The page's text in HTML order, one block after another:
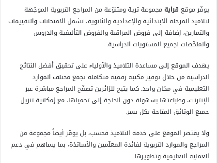
يوفّر موقع قرايةمجموعة ثرية ومتنوّعة من المراجع التربوية الموجّهة
لتلاميذ المرحلة الابتدائية والإعدادية والثانوية، تشمل الامتحانات والتقييمات
والتمارين، إضافة إلى فروض المراقبة والفروض التأليفية والدروس
والملخّصات لجميع المستويات الدراسية.
يهدف الموقع إلى مساعدة التلاميذ والأولياء على تحقيق أفضل النتائج
الدراسية من خلال توفير مكتبة رقمية متكاملة تجمع مختلف الموارد
التعليمية في مكان واحد. كما يتيح للزائرين تصفّح المراجع مباشرة عبر
الإنترنت، وطباعتها بسهولة دون الحاجة إلى تحميلها، مع إمكانية تنزيل
جميع الوثائق المتاحة بكل يسر.
ولا يقتصر الموقع على خدمة التلاميذ فحسب، بل يوفّر أيضاً مجموعة من
المراجع والموارد التربوية لفائدة المعلّمين والأساتذة، بما يساهم في دعم
العملية التعليمية وتطويرها.